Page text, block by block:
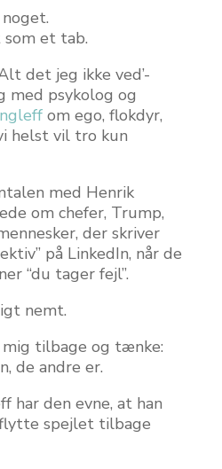
et tab.
det jeg ikke ved’-
med psykolog og
om ego, flokdyr,
helst vil tro kun
med Henrik
om chefer, Trump,
der skriver
på LinkedIn, når de
“du tager fejl”.
nemt.
tilbage og tænke:
de andre er.
har den evne, at han
spejlet tilbage